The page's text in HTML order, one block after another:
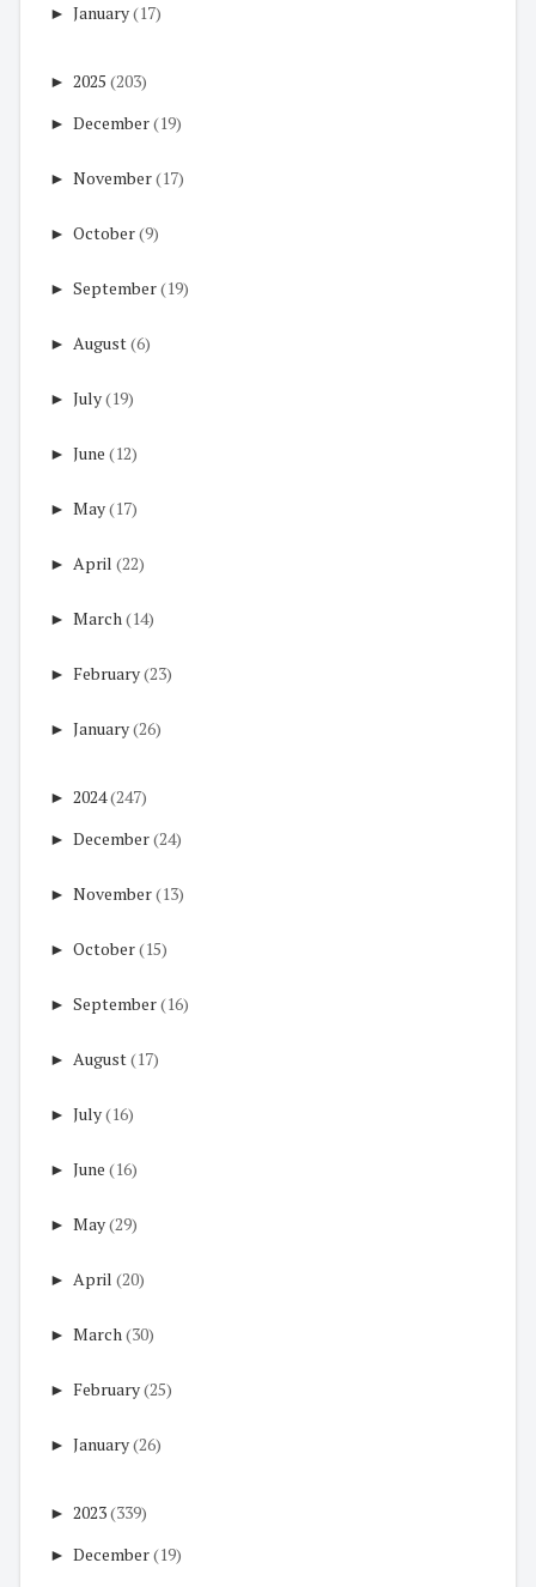
► January(17)
► 2025 (203)
► December(19)
► November(17)
► October(9)
► September(19)
► August(6)
► July(19)
► June (12)
► May(17)
► April (22)
► March(14)
► February(23)
► January(26)
► 2024(247)
► December(24)
► November(13)
► October(15)
► September(16)
► August(17)
► July(16)
► June (16)
► May(29)
► April (20)
► March(30)
► February(25)
► January(26)
► 2023(339)
► December(19)